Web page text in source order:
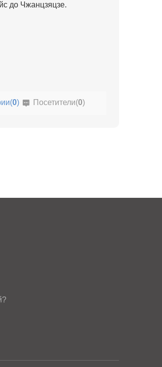
до Чжанцзяцзе.
0) Посетители(0)